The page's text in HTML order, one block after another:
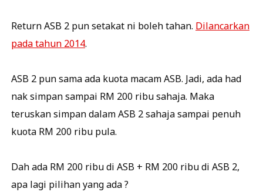
Return ASB 2 pun setakat ni boleh tahan. Dilancarkan
pada tahun 2014.
ASB 2 pun sama ada kuota macam ASB. Jadi, ada had
nak simpan sampai RM 200 ribu sahaja. Maka
teruskan simpan dalam ASB 2 sahaja sampai penuh
kuota RM 200 ribu pula.
Dah ada RM 200 ribu di ASB + RM 200 ribu di ASB 2,
apa lagi pilihan yang ada ?